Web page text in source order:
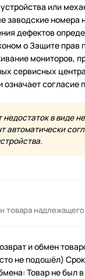
или
заводские
дефектов
о Защите прав
мониторов,
сервисных
недостаток в виде
автоматически
товара надлежащего
и обмен
не подошёл)
Товар не был